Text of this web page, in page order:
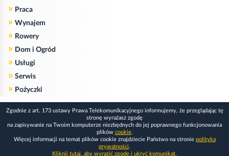
» Praca
» Wynajem
» Rowery
» Dom i Ogród
» Usługi
» Serwis
» Pożyczki
Zgodnie z art. 173 ustawy Prawa Telekomunikacyjnego informujemy, że przeglądając tę
stronę wyrażasz zgodę
na zapisywanie na Twoim komputerze niezbędnych do jej poprawnego funkcjonowania
plików cookie.
Więcej informacji na temat plików cookie znajdziecie Państwo na stronie polityka
prywatności.
Kliknij tutaj, aby wyrazić zgodę i ukryć komunikat.